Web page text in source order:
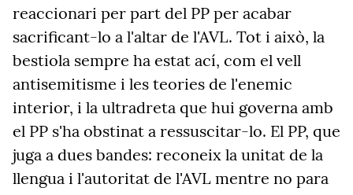
reaccionari per part del PP per acabar
sacrificant-lo a l'altar de l'AVL. Tot i això, la
bestiola sempre ha estat ací, com el vell
antisemitisme i les teories de l'enemic
interior, i la ultradreta que hui governa amb
el PP s'ha obstinat a ressuscitar-lo. El PP, que
juga a dues bandes: reconeix la unitat de la
llengua i l'autoritat de l'AVL mentre no para